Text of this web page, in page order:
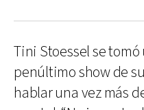
Tini Stoessel se
penúltimo show de
hablar una vez más